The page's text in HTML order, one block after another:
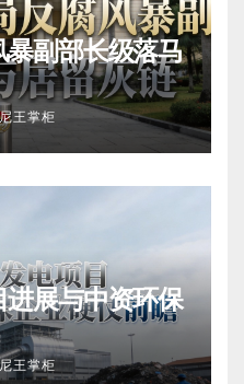
副部长级落马
王掌柜
展与中资环保
王掌柜